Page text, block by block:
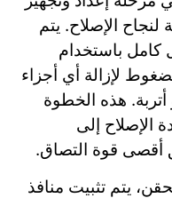
الإصلاح. يتم
كامل باستخدام
لإزالة أي أجزاء
هذه الخطوة
الإصلاح إلى
أقصى قوة التصاق.
يتم تثبيت منافذ